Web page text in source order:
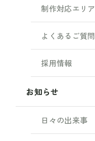
制作対応エリア
よくあるご質問
採用情報
お知らせ
日々の出来事